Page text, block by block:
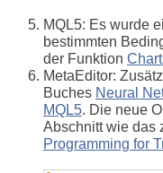
MQL5: Es wurde
bestimmten
der Funktion
MetaEditor:
Buches Neural
MQL5. Die neue
Abschnitt wie das
Programming for